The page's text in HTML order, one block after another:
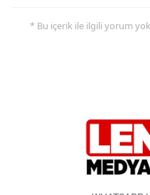
* Bu içerik ile ilgili yorum